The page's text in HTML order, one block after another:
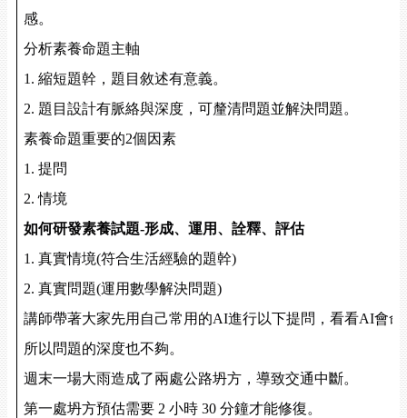
感。
分析素養命題主軸
1. 縮短題幹，題目敘述有意義。
2. 題目設計有脈絡與深度，可釐清問題並解決問題。
素養命題重要的2個因素
1. 提問
2.情境
如何研發素養試題-形成、運用、詮釋、評估
1. 真實情境(符合生活經驗的題幹)
2. 真實問題(運用數學解決問題)
講師帶著大家先用自己常用的AI進行以下提問，看看AI會命
所以問題的深度也不夠。
週末一場大雨造成了兩處公路坍方，導致交通中斷。
第一處坍方預估需要2 小時30 分鐘才能修復。